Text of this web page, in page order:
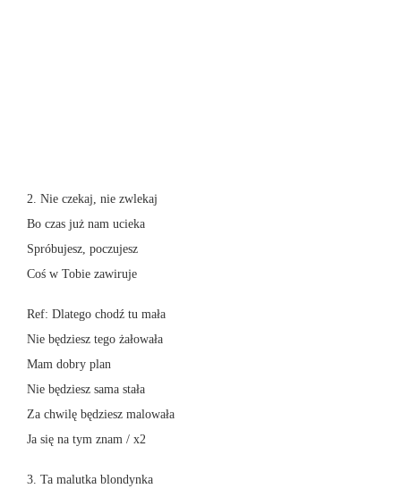
2. Nie czekaj, nie zwlekaj
Bo czas już nam ucieka
Spróbujesz, poczujesz
Coś w Tobie zawiruje
Ref: Dlatego chodź tu mała
Nie będziesz tego żałowała
Mam dobry plan
Nie będziesz sama stała
Za chwilę będziesz malowała
Ja się na tym znam / x2
3. Ta malutka blondynka